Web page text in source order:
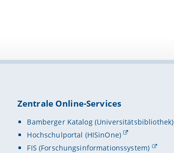
Zentrale Online-Services
Bamberger Katalog (Universitätsbibliothek)
Hochschulportal (HISinOne)
FIS (Forschungsinformationssystem)